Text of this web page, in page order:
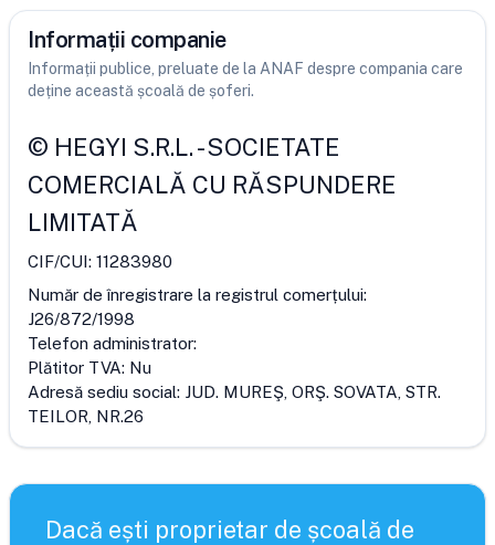
Informații companie
Informații publice, preluate de la ANAF despre compania care
deține această școală de șoferi.
© HEGYI S.R.L.-SOCIETATE
COMERCIALĂ CU RĂSPUNDERE
LIMITATĂ
CIF/CUI: 11283980
Număr de înregistrare la registrul comerțului:
J26/872/1998
Telefon administrator:
Plătitor TVA: Nu
Adresă sediu social: JUD. MUREŞ, ORŞ. SOVATA, STR.
TEILOR, NR.26
Dacă ești proprietar de școală de